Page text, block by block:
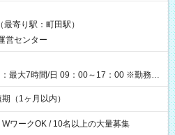
8:30～17:30（休憩1時間） 時給1,300円
＋交通費 ※当日の役割により時給＋100
験 7:00～13:30（休憩なし） 時給1,300
時間＝日収8,400円＋交通費 【試用期
寄り駅：町田駅）
営センター
最大7時間/日 09：00～17：00 ※勤務時
ります。
（1ヶ月以内）
ワークOK / 10名以上の大量募集